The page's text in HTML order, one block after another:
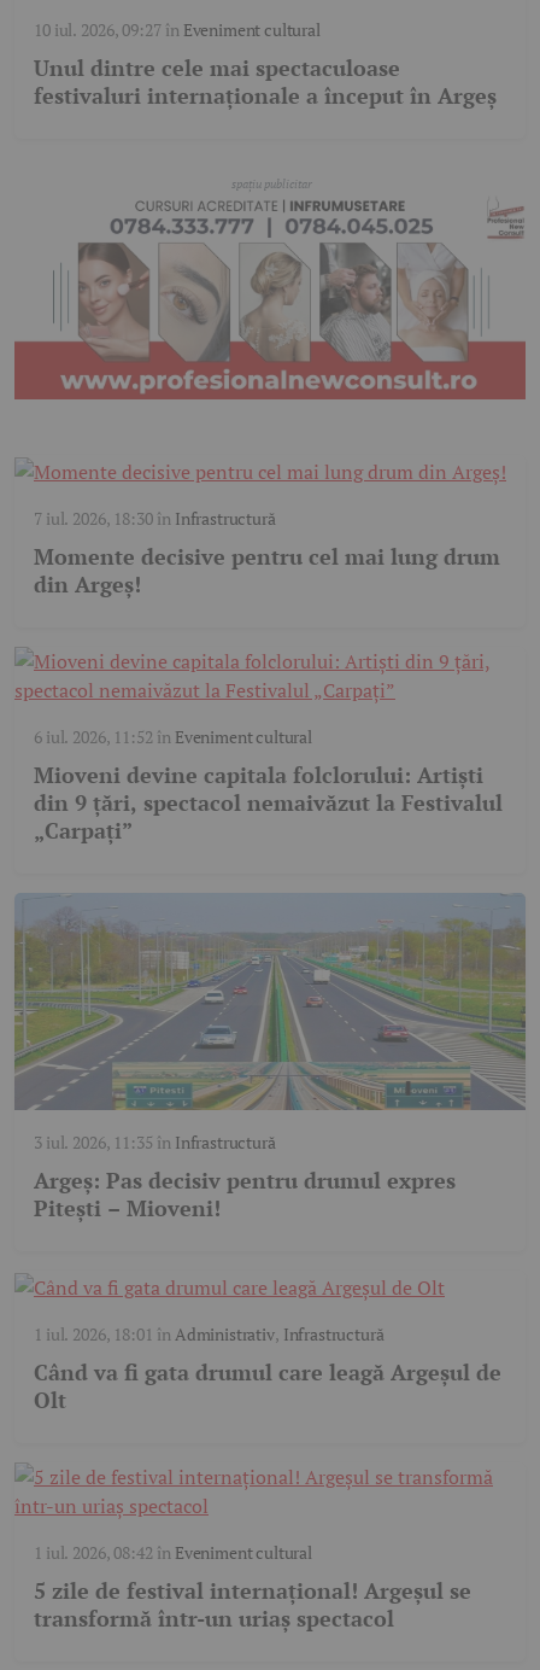
10 iul. 2026, 09:27în Eveniment cultural
Unul dintre cele mai spectaculoase
festivaluri internaționale a început în Argeș
7 iul. 2026, 18:30în Infrastructură
Momente decisive pentru cel mai lung drum
din Argeș!
6 iul. 2026, 11:52 în Eveniment cultural
Mioveni devine capitala folclorului: Artiști
din 9 țări, spectacol nemaivăzut la Festivalul
„Carpați”
3 iul. 2026, 11:35 în Infrastructură
Argeș: Pas decisiv pentru drumul expres
Pitești – Mioveni!
1 iul. 2026, 18:01 înAdministrativ, Infrastructură
Când va fi gata drumul care leagă Argeșul de
Olt
1 iul. 2026, 08:42 în Eveniment cultural
5 zile de festival internațional! Argeșul se
transformă într-un uriaș spectacol